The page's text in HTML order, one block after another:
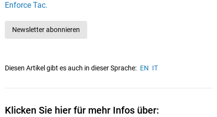
Enforce Tac.
Newsletter abonnieren
Diesen Artikel gibt es auch in dieser Sprache: EN IT
Klicken Sie hier für mehr Infos über: